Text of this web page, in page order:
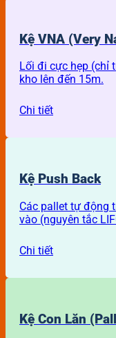
Kệ VNA (Very
Lối đi cực hẹp (chỉ
kho lên đến 15m.
Chi tiết
Kệ Push Back
Các pallet tự động
vào (nguyên tắc
Chi tiết
Kệ Con Lăn